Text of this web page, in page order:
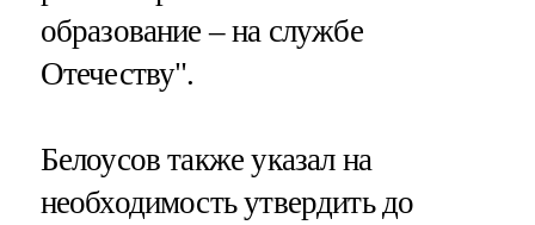
образование – на службе
Отечеству".
Белоусов также указал на
необходимость утвердить до